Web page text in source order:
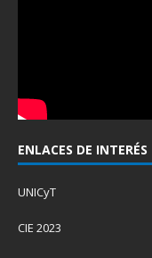
ENLACES DE INTERÉS
UNICyT
CIE 2023